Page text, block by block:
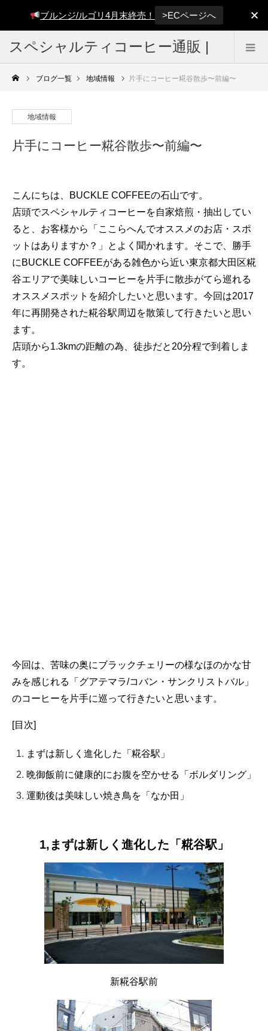
スペシャルティコーヒー通販 |
雑色焙煎所 BUCKLE COFFEE
ブログ一覧 地域情報 片手にコーヒー糀谷散歩〜前編〜
地域情報
片手にコーヒー糀谷散歩〜前編〜
こんにちは、BUCKLE COFFEEの石山です。
店頭でスペシャルティコーヒーを自家焙煎・抽出してい
ると、お客様から「ここらへんでオススメのお店・スポ
ットはありますか？」とよく聞かれます。そこで、勝手
にBUCKLE COFFEEがある雑色から近い東京都大田区糀
谷エリアで美味しいコーヒーを片手に散歩がてら巡れる
オススメスポットを紹介したいと思います。今回は2017
年に再開発された糀谷駅周辺を散策して行きたいと思い
ます。
店頭から1.3kmの距離の為、徒歩だと20分程で到着しま
す。
今回は、苦味の奥にブラックチェリーの様なほのかな甘
みを感じれる「グアテマラ/コバン・サンクリストバル」
のコーヒーを片手に巡って行きたいと思います。
[目次]
まずは新しく進化した「糀谷駅」
晩御飯前に健康的にお腹を空かせる「ボルダリング」
運動後は美味しい焼き鳥を「なか田」
1,まずは新しく進化した「糀谷駅」
新糀谷駅前
ブルンジ/ルゴリ4月末終売！ >ECページへ